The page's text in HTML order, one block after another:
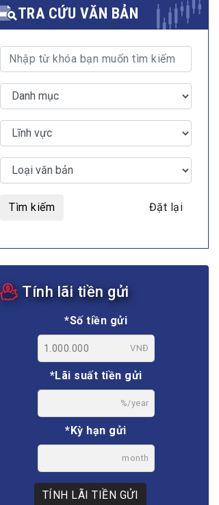
MULTIMEDIA
Video
E-magazines
TRA CỨU VĂN BẢN
Tìm kiếm Đặt lại
Tính lãi tiền gửi
*Số tiền gửi
VNĐ
*Lãi suất tiền gửi
%/year
*Kỳ hạn gửi
month
TÍNH LÃI TIỀN GỬI